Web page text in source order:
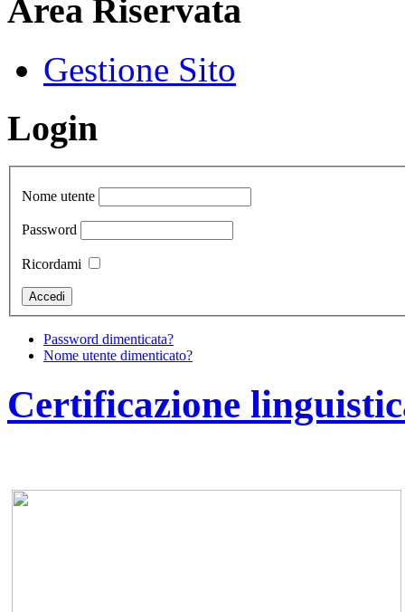
Area Riservata
Gestione Sito
Login
Nome utente
Password
Ricordami
Password dimenticata?
Nome utente dimenticato?
Certificazione